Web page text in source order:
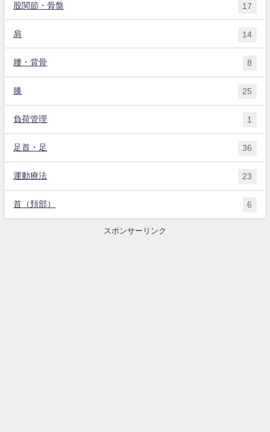
股関節・骨盤 17
肩 14
腰・背骨 8
膝 25
負荷管理 1
足首・足 36
運動療法 23
首（頚部） 6
スポンサーリンク